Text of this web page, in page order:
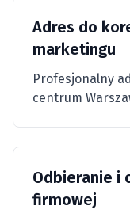
Adres do
marketingu
Profesjonalny
centrum
Odbieranie i
firmowej